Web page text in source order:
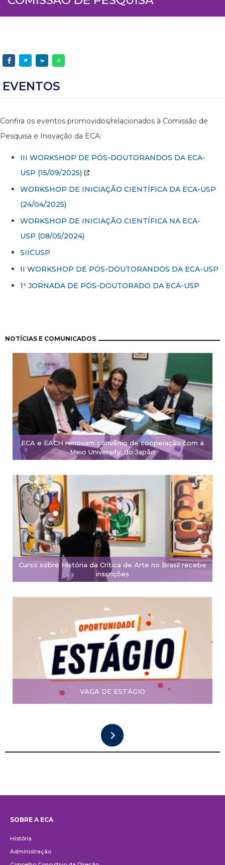
EVENTOS
Confira os eventos promovidos/relacionados à Comissão de
Pesquisa e Inovação da ECA:
III WORKSHOP DE PÓS-DOUTORANDOS DA ECA-
USP (15/09/2025)
WORKSHOP DE INICIAÇÃO CIENTÍFICA DA ECA-USP
(24/04/2025)
WORKSHOP DE INICIAÇÃO CIENTÍFICA NA ECA-
USP (08/05/2024)
SIICUSP
II WORKSHOP DE PÓS-DOUTORANDOS DA ECA-USP
1ª JORNADA DE PÓS-DOUTORADO DA ECA-USP
NOTÍCIAS E COMUNICADOS
ECA e EACH renovam convênio de cooperação com a
Meio University, do Japão
Curso sobre História da Crítica de Arte no Brasil recebe
inscrições
VAGA DE ESTÁGIO
Paginación
SOBRE A ECA
História
Administração